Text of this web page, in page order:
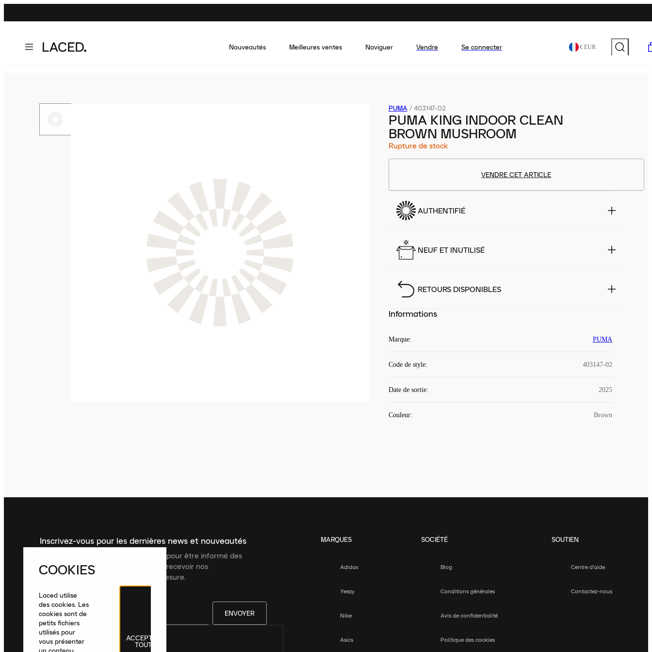
Nouveautés Meilleures ventes Naviguer Vendre Se connecter € EUR
PUMA / 403147-02
PUMA KING INDOOR CLEAN
BROWN MUSHROOM
Rupture de stock
VENDRE CET ARTICLE
AUTHENTIFIÉ
NEUF ET INUTILISÉ
RETOURS DISPONIBLES
Informations
Marque: PUMA
Code de style: 403147-02
Date de sortie: 2025
Couleur: Brown
Inscrivez-vous pour les dernières news et nouveautés
Inscrivez-vous à la newsletter Laced pour être informé des
dernières nouveautés, collections et recevoir nos
recommandations de produits sur mesure.
ENVOYER
France|Français
MARQUES
Adidas
Yeezy
Nike
Asics
SOCIÉTÉ
Blog
Conditions générales
Avis de confidentialité
Politique des cookies
SOUTIEN
Centre d'aide
Contactez-nous
COOKIES
Laced utilise
des cookies. Les
cookies sont de
petits fichiers
utilisés pour
vous présenter
ACCEPTER
TOUT